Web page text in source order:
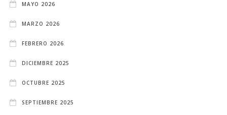
MAYO 2026
MARZO 2026
FEBRERO 2026
DICIEMBRE 2025
OCTUBRE 2025
SEPTIEMBRE 2025